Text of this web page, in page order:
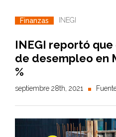
Finanzas INEGI
INEGI reportó
de desempleo en
%
septiembre 28th, 2021